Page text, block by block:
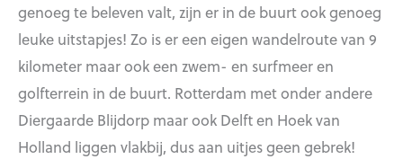
genoeg te beleven valt, zijn er in de buurt ook genoeg
leuke uitstapjes! Zo is er een eigen wandelroute van 9
kilometer maar ook een zwem- en surfmeer en
golfterrein in de buurt. Rotterdam met onder andere
Diergaarde Blijdorp maar ook Delft en Hoek van
Holland liggen vlakbij, dus aan uitjes geen gebrek!